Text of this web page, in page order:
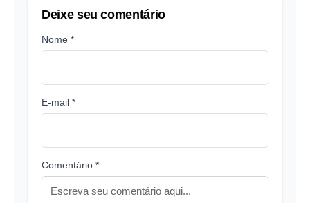
Deixe seu comentário
Nome *
E-mail *
Comentário *